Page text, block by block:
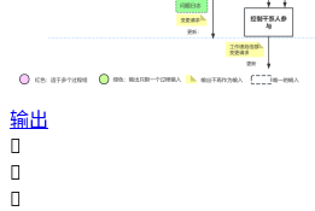
输出


